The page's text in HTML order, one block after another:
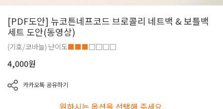
[PDF도안] 뉴코튼네프코드 브로콜리 네트백 & 보틀백
세트 도안(동영상)
(기호/코바늘) 난이도■■■□□□□
4,000원
카카오톡 공유하기
원하시는 옵션을 선택해 주세요.